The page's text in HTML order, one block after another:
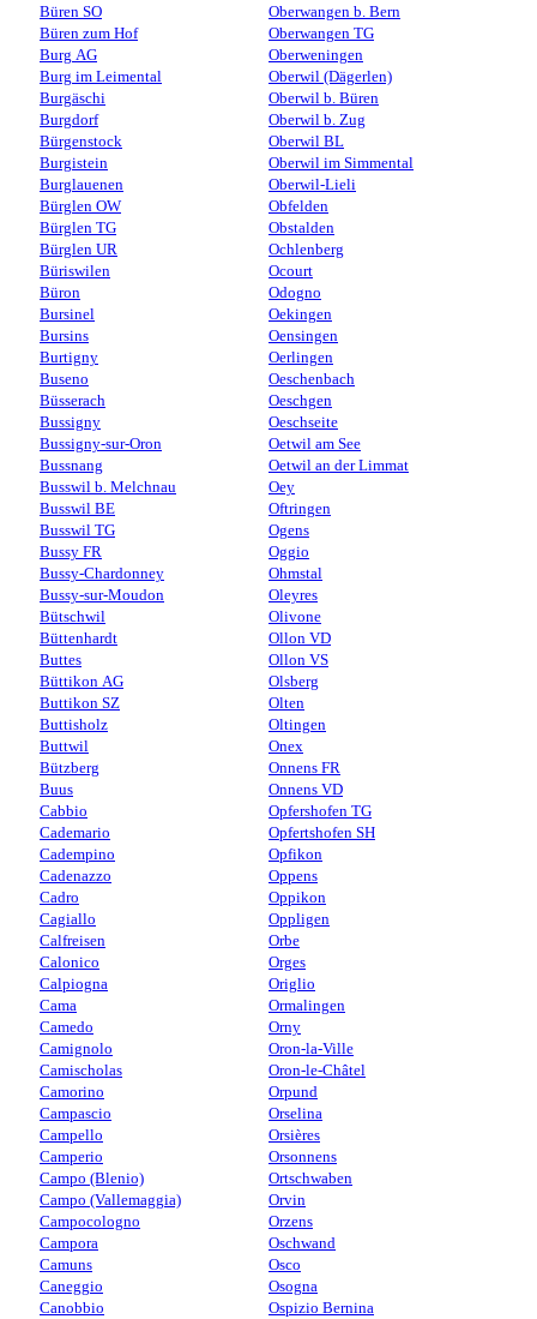
Büren SO
Büren zum Hof
Burg AG
Burg im Leimental
Burgäschi
Burgdorf
Bürgenstock
Burgistein
Burglauenen
Bürglen OW
Bürglen TG
Bürglen UR
Büriswilen
Büron
Bursinel
Bursins
Burtigny
Buseno
Büsserach
Bussigny
Bussigny-sur-Oron
Bussnang
Busswil b. Melchnau
Busswil BE
Busswil TG
Bussy FR
Bussy-Chardonney
Bussy-sur-Moudon
Bütschwil
Büttenhardt
Buttes
Büttikon AG
Buttikon SZ
Buttisholz
Buttwil
Bützberg
Buus
Cabbio
Cademario
Cadempino
Cadenazzo
Cadro
Cagiallo
Calfreisen
Calonico
Calpiogna
Cama
Camedo
Camignolo
Camischolas
Camorino
Campascio
Campello
Camperio
Campo (Blenio)
Campo (Vallemaggia)
Campocologno
Campora
Camuns
Caneggio
Canobbio
Oberwangen b. Bern
Oberwangen TG
Oberweningen
Oberwil (Dägerlen)
Oberwil b. Büren
Oberwil b. Zug
Oberwil BL
Oberwil im Simmental
Oberwil-Lieli
Obfelden
Obstalden
Ochlenberg
Ocourt
Odogno
Oekingen
Oensingen
Oerlingen
Oeschenbach
Oeschgen
Oeschseite
Oetwil am See
Oetwil an der Limmat
Oey
Oftringen
Ogens
Oggio
Ohmstal
Oleyres
Olivone
Ollon VD
Ollon VS
Olsberg
Olten
Oltingen
Onex
Onnens FR
Onnens VD
Opfershofen TG
Opfertshofen SH
Opfikon
Oppens
Oppikon
Oppligen
Orbe
Orges
Origlio
Ormalingen
Orny
Oron-la-Ville
Oron-le-Châtel
Orpund
Orselina
Orsières
Orsonnens
Ortschwaben
Orvin
Orzens
Oschwand
Osco
Osogna
Ospizio Bernina